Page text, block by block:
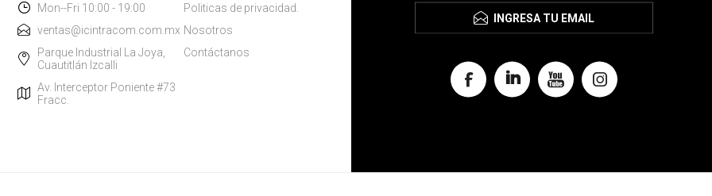
INGRESA TU EMAIL
Mon--Fri 10:00 - 19:00
ventas@icintracom.com.mx
Parque Industrial La Joya,
Cuautitlán Izcalli
Av. Interceptor Poniente #73
Fracc.
Politicas de privacidad.
Nosotros
Contáctanos